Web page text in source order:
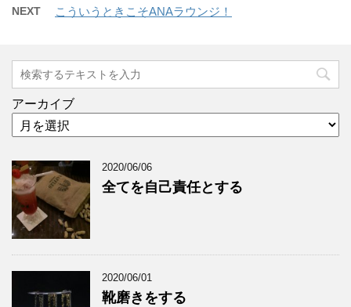
NEXT こういうときこそANAラウンジ！
アーカイブ
2020/06/06
全てを自己責任とする
2020/06/01
靴磨きをする